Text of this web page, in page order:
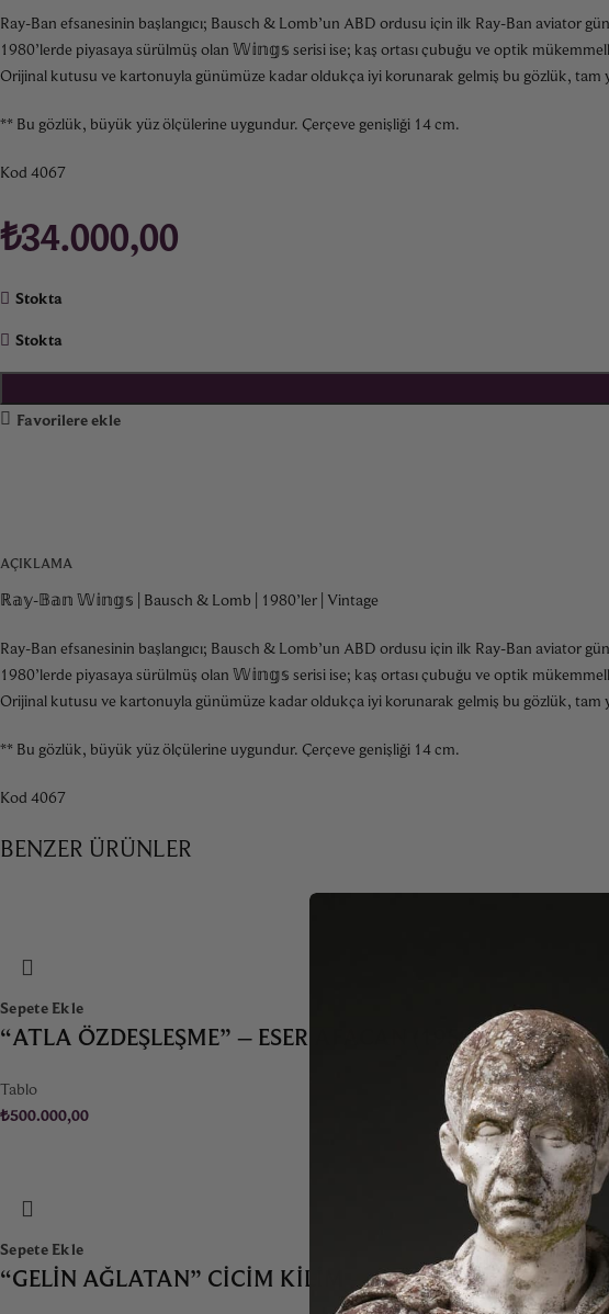
Ray-Ban efsanesinin başlangıcı; Bausch & Lomb’un ABD ordusu için ilk Ray-Ban aviator
1980’lerde piyasaya sürülmüş olan 𝕎𝕚𝕟𝕘𝕤 serisi ise; kaş ortası çubuğu ve optik
Orijinal kutusu ve kartonuyla günümüze kadar oldukça iyi korunarak gelmiş bu gözlük, tam
** Bu gözlük, büyük yüz ölçülerine uygundur. Çerçeve genişliği 14 cm.
Kod 4067
₺34.000,00
Stokta
Stokta
Favorilere ekle
AÇIKLAMA
ℝ𝕒𝕪-𝔹𝕒𝕟 𝕎𝕚𝕟𝕘𝕤 | Bausch & Lomb | 1980’ler | Vintage
Ray-Ban efsanesinin başlangıcı; Bausch & Lomb’un ABD ordusu için ilk Ray-Ban aviator
1980’lerde piyasaya sürülmüş olan 𝕎𝕚𝕟𝕘𝕤 serisi ise; kaş ortası çubuğu ve optik
Orijinal kutusu ve kartonuyla günümüze kadar oldukça iyi korunarak gelmiş bu gözlük, tam
** Bu gözlük, büyük yüz ölçülerine uygundur. Çerçeve genişliği 14 cm.
Kod 4067
BENZER ÜRÜNLER
Sepete Ekle
“ATLA ÖZDEŞLEŞME” – ESER AFACAN (1953-)
Tablo
₺500.000,00
Sepete Ekle
“GELIN AĞLATAN” CICIM KILIM – 1935